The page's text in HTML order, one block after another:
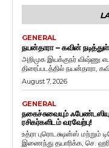
GENERAL
நயன்தாரா – கவின்
அறிமுக இயக்குநர் விஷ்ணு
திரைப்படத்தில் நயன்தாரா,
August 7, 2026
GENERAL
நகைச்சுவையும்
ரசிகர்களிடம் வரவேற்பு!
உத்ரா புரொடக்ஷன்ஸ் மற்றும்
இணைந்து தயாரிக்க, செ. ஹரி